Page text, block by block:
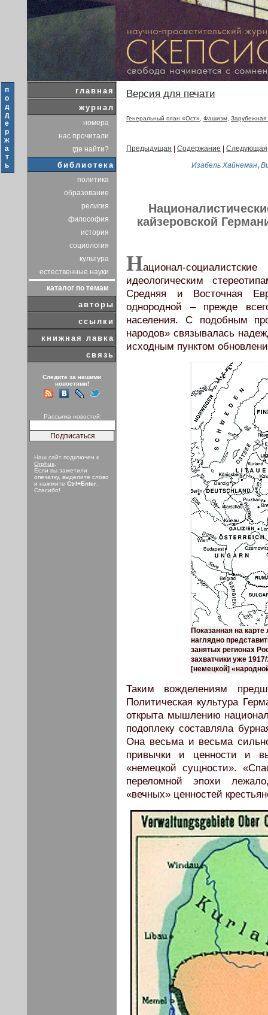
п
о
д
д
е
р
ж
а
т
ь
главная
журнал
номера
нас прочитали
где найти?
библиотека
политика
образование
религия
философия
история
социология
культура
естественные науки
каталог по темам
авторы
ссылки
книжная лавка
связь
Следите за нашими
новостями!
Рассылка новостей:
Наш сайт подключен к
Orphus
Если вы заметили
опечатку, выделите слово
и нажмите Ctrl+Enter
Спасибо!
Версия для печати
Генеральный план «Ост» Фашизм Зарубежная
Предыдущая Содержание
Следующая
Изабель Хайнеман,
кайзеровской
Национал-
идеологическим
Средняя и Восточная
однородной – прежде
населения. С подобным
народов» связывалась
исходным пунктом
Показанная на
наглядно
занятых регионах
захватчики уже
[немецкой]
Таким вожделениям
Политическая культура
открыта мышлению
подоплеку составляла
Она весьма и весьма
привычки и ценности и
«немецкой сущности».
переломной эпохи
«вечных» ценностей